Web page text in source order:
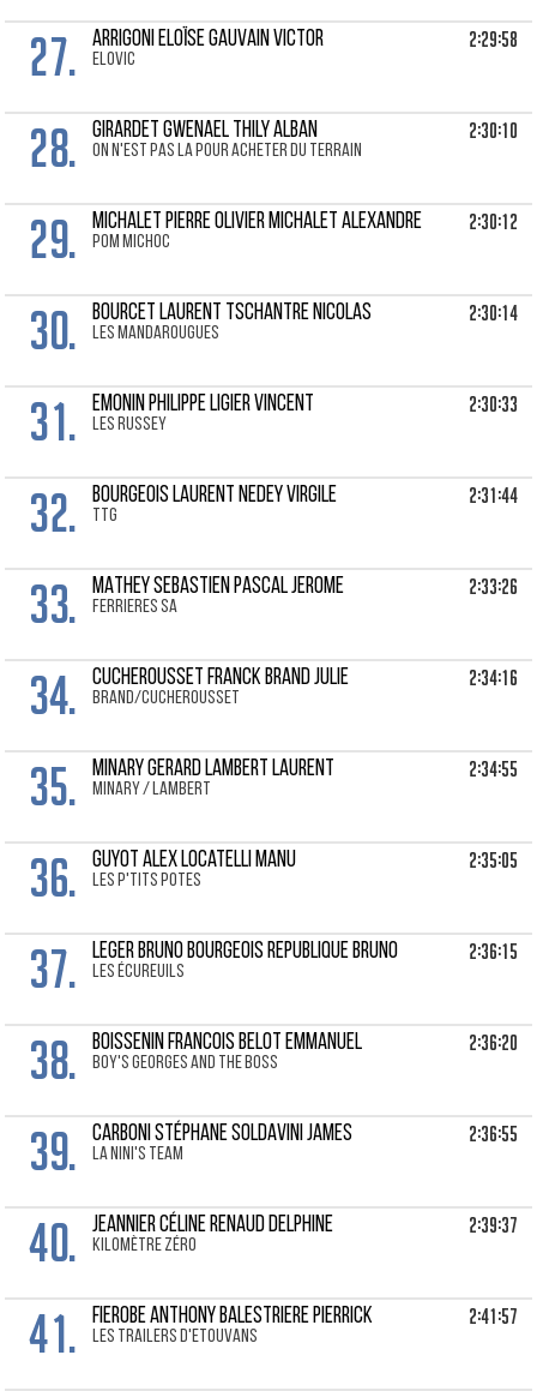
27. ARRIGONI ELOÏSE Gauvain Victor
Elovic
2:29:58
28. GIRARDET GWENAEL Thily Alban
On n'est pas la pour acheter du terrain
2:30:10
29. MICHALET PIERRE OLIVIER Michalet Alexandre
POM MICHOC
2:30:12
30. BOURCET LAURENT Tschantre Nicolas
LES MANDAROUGUES
2:30:14
31. EMONIN PHILIPPE Ligier Vincent
les russey
2:30:33
32. BOURGEOIS LAURENT Nedey Virgile
TTG
2:31:44
33. MATHEY SEBASTIEN Pascal Jerome
Ferrieres SA
2:33:26
34. CUCHEROUSSET FRANCK Brand Julie
BRAND/CUCHEROUSSET
2:34:16
35. MINARY GERARD Lambert Laurent
Minary / Lambert
2:34:55
36. GUYOT ALEX Locatelli Manu
les p'tits potes
2:35:05
37. LEGER BRUNO Bourgeois Republique Bruno
Les écureuils
2:36:15
38. BOISSENIN FRANCOIS Belot Emmanuel
Boy's Georges and the Boss
2:36:20
39. CARBONI STÉPHANE Soldavini James
la nini's team
2:36:55
40. JEANNIER CÉLINE Renaud Delphine
kilomètre zéro
2:39:37
41. FIEROBE ANTHONY Balestriere Pierrick
Les Trailers d'Etouvans
2:41:57